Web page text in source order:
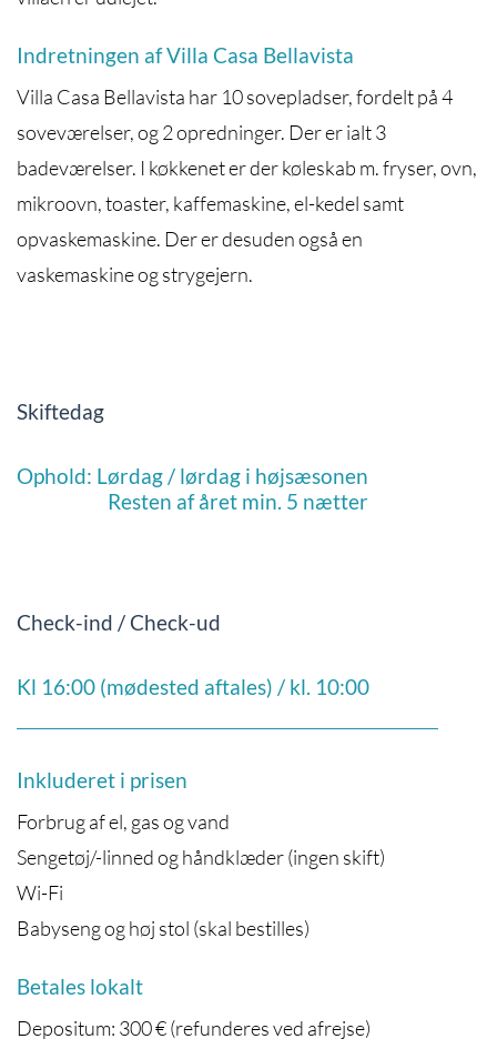
Indretningen af Villa Casa Bellavista
Villa Casa Bellavista har 10 sovepladser, fordelt på 4
soveværelser, og 2 opredninger. Der er ialt 3
badeværelser. I køkkenet er der køleskab m. fryser, ovn,
mikroovn, toaster, kaffemaskine, el-kedel samt
opvaskemaskine. Der er desuden også en
vaskemaskine og strygejern.
Skiftedag
Ophold: Lørdag / lørdag i højsæsonen
Resten af året min. 5 nætter
Check-ind / Check-ud
Kl 16:00 (mødested aftales) / kl. 10:00
Inkluderet i prisen
Forbrug af el, gas og vand
Sengetøj/-linned og håndklæder (ingen skift)
Wi-Fi
Babyseng og høj stol (skal bestilles)
Betales lokalt
Depositum: 300 € (refunderes ved afrejse)